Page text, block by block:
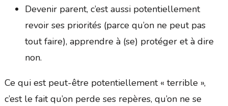
Devenir parent, c’est aussi potentiellement
revoir ses priorités (parce qu’on ne peut pas
tout faire), apprendre à (se) protéger et à dire
non.
Ce qui est peut-être potentiellement « terrible »,
c’est le fait qu’on perde ses repères, qu’on ne se